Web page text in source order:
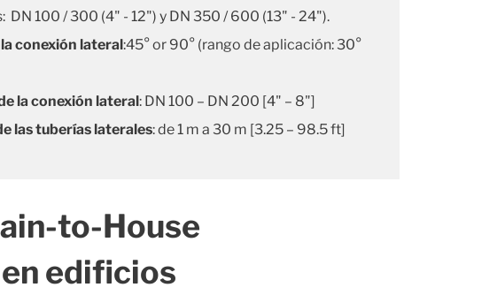
DN 100 / 300 (4" - 12") y DN 350 / 600 (13" - 24").
conexión lateral:45° or 90° (rango de aplicación: 30°
la conexión lateral: DN 100 – DN 200 [4" – 8"]
las tuberías laterales: de 1 m a 30 m [3.25 – 98.5 ft]
to-House
edificios